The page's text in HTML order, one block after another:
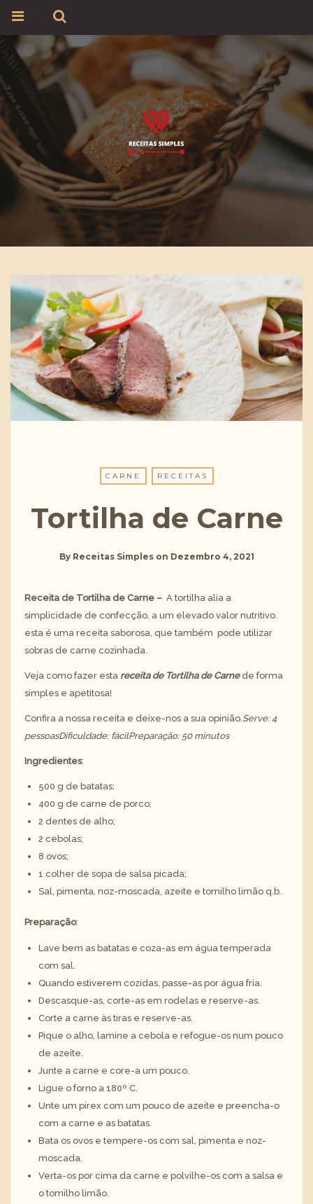
CARNE RECEITAS
Tortilha de Carne
By Receitas Simples on Dezembro 4, 2021
Receita de Tortilha de Carne – A tortilha alia a
simplicidade de confecção, a um elevado valor nutritivo.
esta é uma receita saborosa, que também pode utilizar
sobras de carne cozinhada.
Veja como fazer esta receita de Tortilha de Carnede forma
simples e apetitosa!
Confira a nossa receita e deixe-nos a sua opinião. Serve: 4
pessoasDificuldade: fácilPreparação: 50 minutos
Ingredientes:
500 g de batatas;
400 g de carne de porco;
2 dentes de alho;
2 cebolas;
8 ovos;
1 colher de sopa de salsa picada;
Sal, pimenta, noz-moscada, azeite e tomilho limão q.b.
Preparação:
Lave bem as batatas e coza-as em água temperada
com sal.
Quando estiverem cozidas, passe-as por água fria.
Descasque-as, corte-as em rodelas e reserve-as.
Corte a carne às tiras e reserve-as.
Pique o alho, lamine a cebola e refogue-os num pouco
de azeite.
Junte a carne e core-a um pouco.
Ligue o forno a 180º C.
Unte um pirex com um pouco de azeite e preencha-o
com a carne e as batatas.
Bata os ovos e tempere-os com sal, pimenta e noz-
moscada.
Verta-os por cima da carne e polvilhe-os com a salsa e
o tomilho limão.